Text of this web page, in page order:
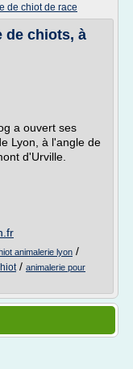
de chiot de race
de chiots, à
a ouvert ses
Lyon, à l'angle de
d'Urville.
animalerie lyon /
/ animalerie pour